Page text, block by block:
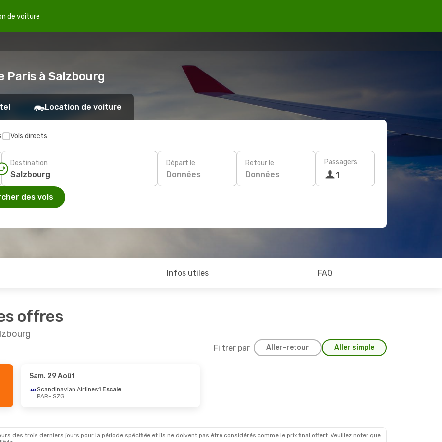
de voiture
Paris à Salzbourg
Location de voiture
Vols directs
Destination Départ le
Données
Retour le
Données
Passagers
1
des vols
Infos utiles FAQ
offres
Filtrer par Aller-retour Aller simple
2 Escales
Sam. 29 Août
Scandinavian Airlines1 Escale
PAR- SZG
des trois derniers jours pour la période spécifiée et ils ne doivent pas être considérés comme le prix final offert. Veuillez noter que